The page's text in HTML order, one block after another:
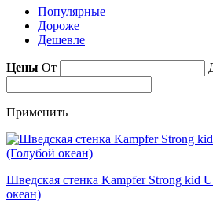
Популярные
Дороже
Дешевле
Цены От
Применить
Шведская стенка Kampfer Strong kid
океан)